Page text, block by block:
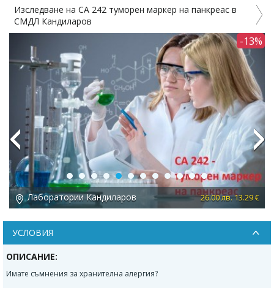
Изследване на CA 242 туморен маркер на панкреас в
СМДЛ Кандиларов
-13%
Лаборатории Кандиларов 26.00 лв. 13.29 €
Previous Next
УСЛОВИЯ
ОПИСАНИЕ:
Имате съмнения за хранителна алергия?